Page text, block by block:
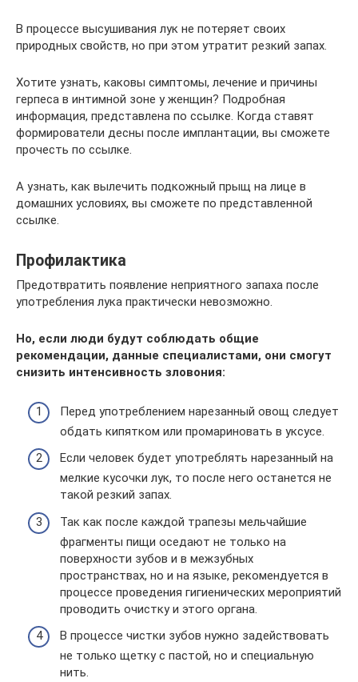
В процессе высушивания лук не потеряет своих
природных свойств, но при этом утратит резкий запах.
Хотите узнать, каковы симптомы, лечение и причины
герпеса в интимной зоне у женщин? Подробная
информация, представлена по ссылке. Когда ставят
формирователи десны после имплантации, вы сможете
прочесть по ссылке.
А узнать, как вылечить подкожный прыщ на лице в
домашних условиях, вы сможете по представленной
ссылке.
Профилактика
Предотвратить появление неприятного запаха после
употребления лука практически невозможно.
Но, если люди будут соблюдать общие
рекомендации, данные специалистами, они смогут
снизить интенсивность зловония:
Перед употреблением нарезанный овощ следует
обдать кипятком или промариновать в уксусе.
Если человек будет употреблять нарезанный на
мелкие кусочки лук, то после него останется не
такой резкий запах.
Так как после каждой трапезы мельчайшие
фрагменты пищи оседают не только на
поверхности зубов и в межзубных
пространствах, но и на языке, рекомендуется в
процессе проведения гигиенических мероприятий
проводить очистку и этого органа.
В процессе чистки зубов нужно задействовать
не только щетку с пастой, но и специальную
нить.